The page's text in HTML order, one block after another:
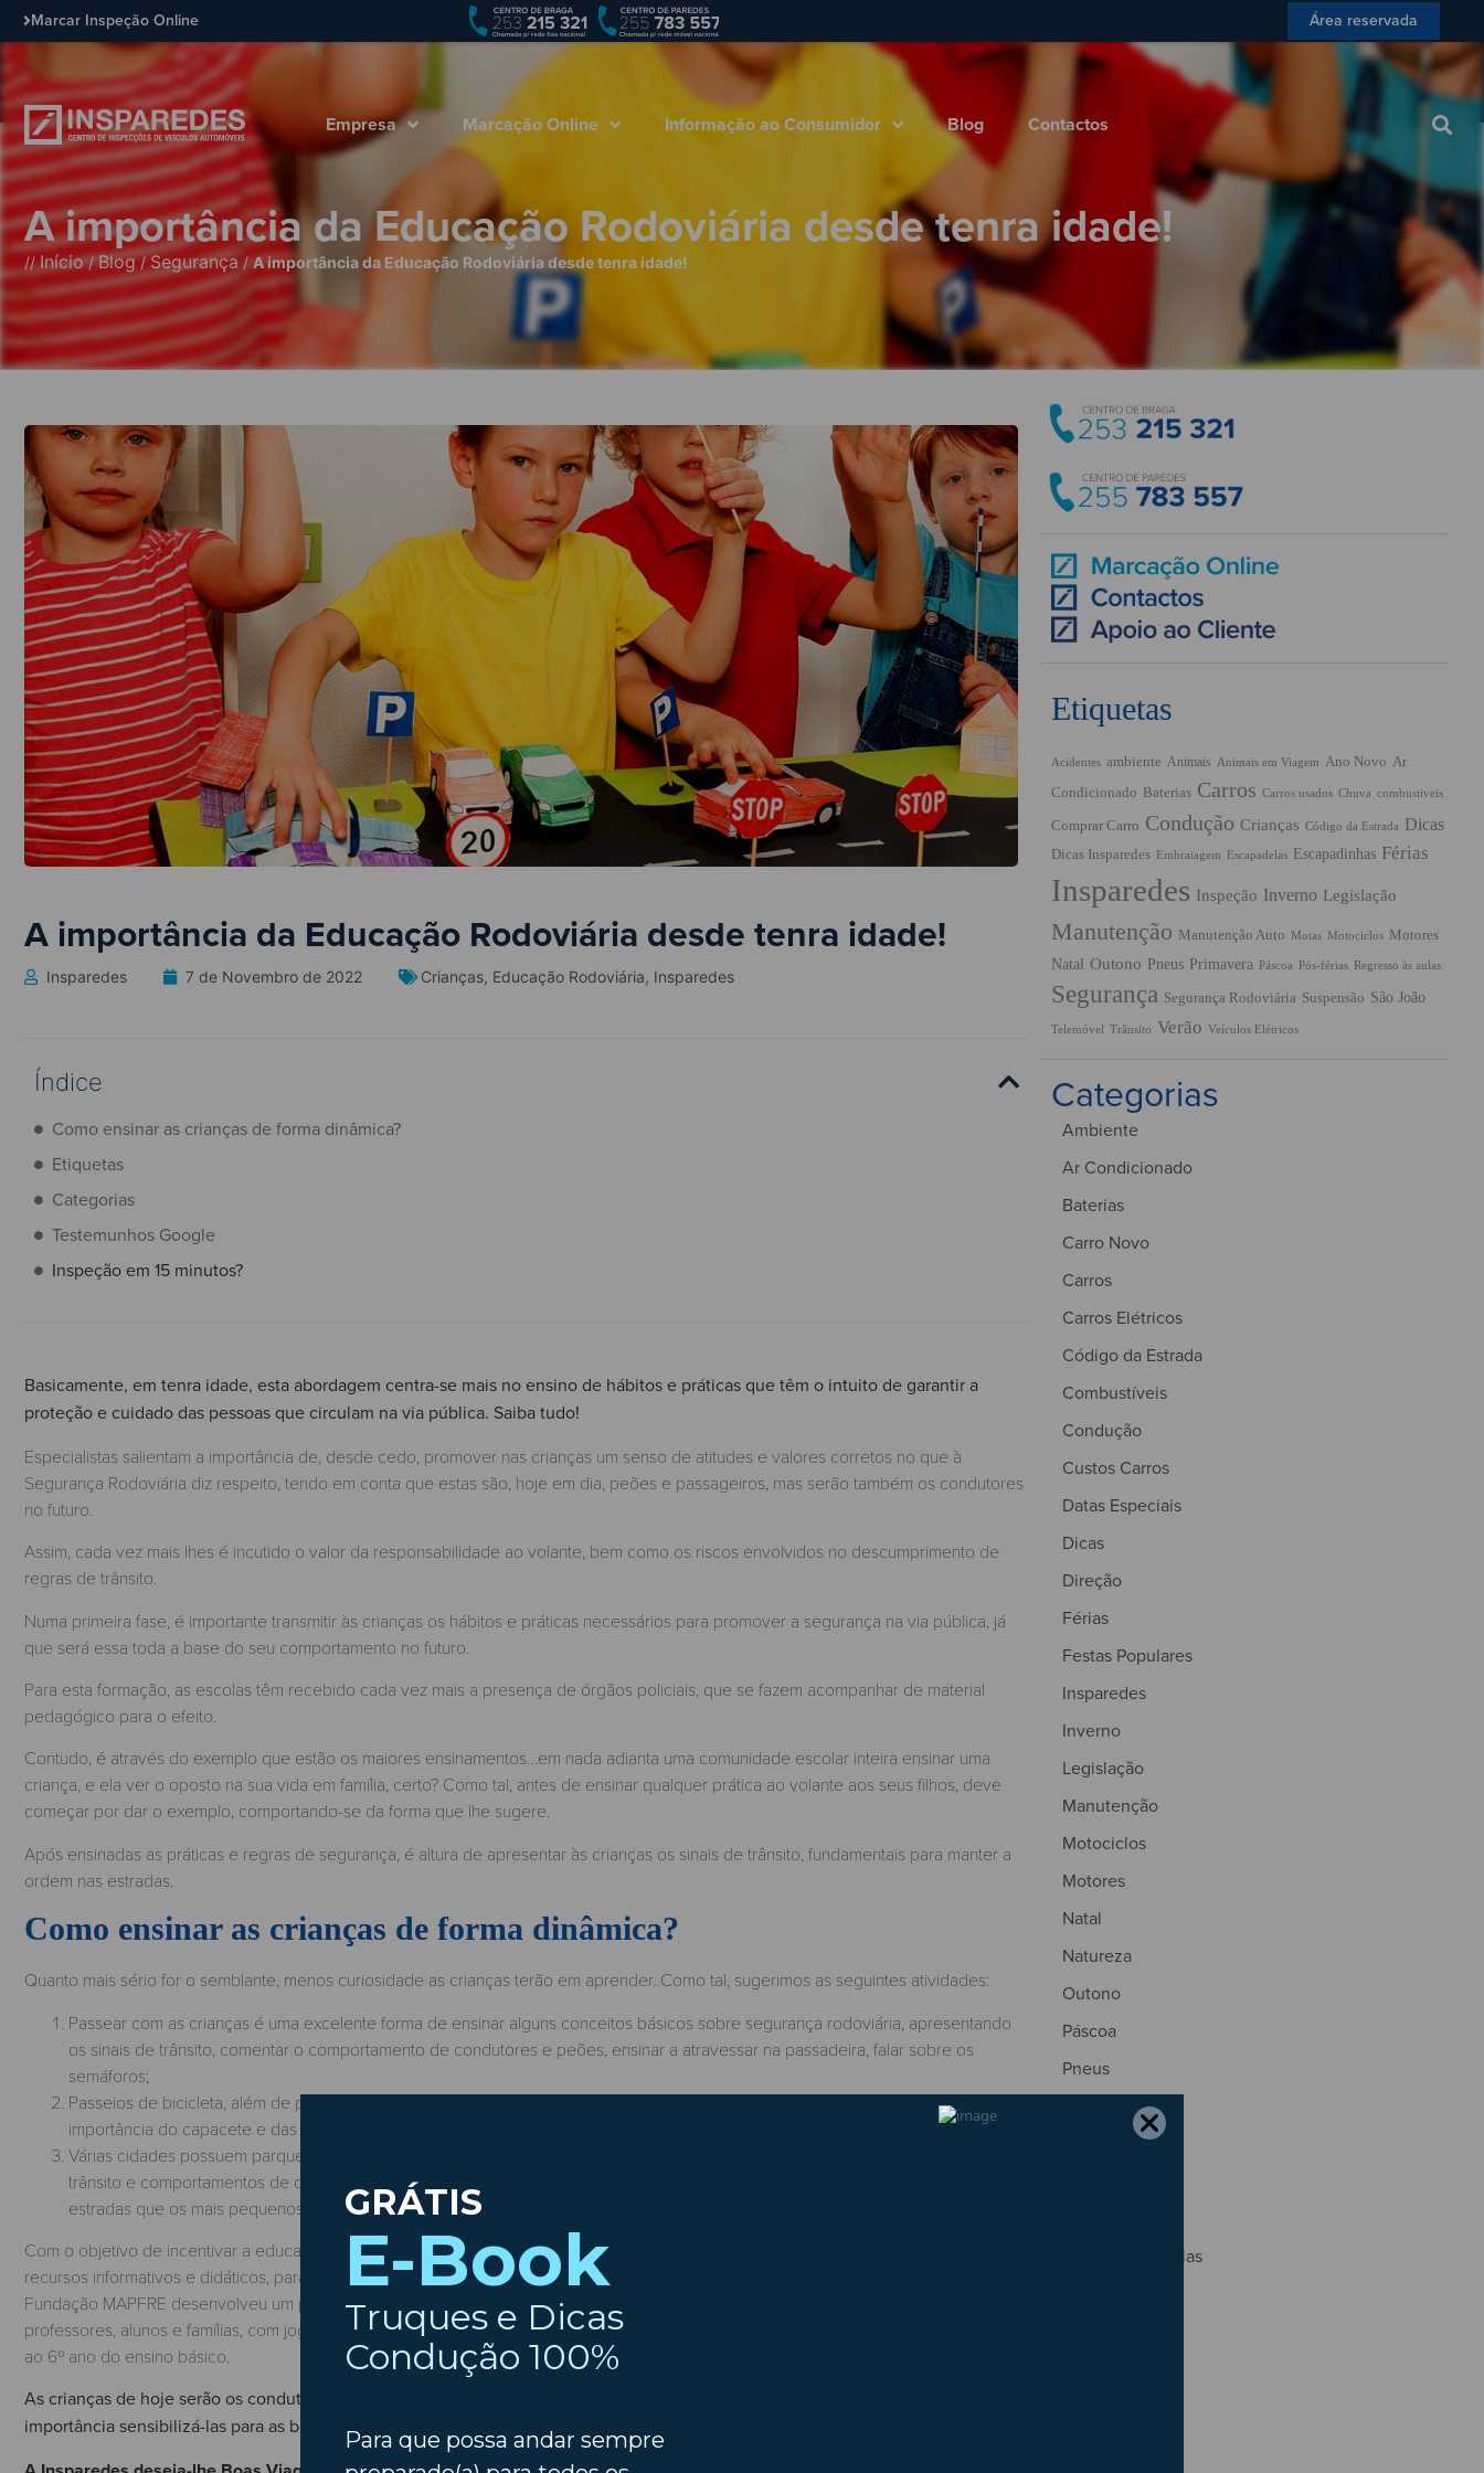
Marcar Inspeção Online Área reservada
Empresa Marcação Online Informação ao Consumidor Blog Contactos
Empresa Marcação Online Informação ao Consumidor Blog Contactos
A importância da Educação Rodoviária desde tenra idade!
//Início/Blog/Segurança /A importância da Educação Rodoviária desde tenra idade!
A importância da Educação Rodoviária desde tenra idade!
Insparedes 7 de Novembro de 2022 Crianças, Educação Rodoviária, Insparedes
Índice
Como ensinar as crianças de forma dinâmica?
Etiquetas
Categorias
Testemunhos Google
Inspeção em 15 minutos?
Basicamente, em tenra idade, esta abordagem centra-se mais no ensino de hábitos e práticas que têm o intuito de garantir a
proteção e cuidado das pessoas que circulam na via pública. Saiba tudo!
Especialistas salientam a importância de, desde cedo, promover nas crianças um senso de atitudes e valores corretos no que à
Segurança Rodoviária diz respeito, tendo em conta que estas são, hoje em dia, peões e passageiros, mas serão também os condutores
no futuro.
Assim, cada vez mais lhes é incutido o valor da responsabilidade ao volante, bem como os riscos envolvidos no descumprimento de
regras de trânsito.
Numa primeira fase, é importante transmitir às crianças os hábitos e práticas necessários para promover a segurança na via pública, já
que será essa toda a base do seu comportamento no futuro.
Para esta formação, as escolas têm recebido cada vez mais a presença de órgãos policiais, que se fazem acompanhar de material
pedagógico para o efeito.
Contudo, é através do exemplo que estão os maiores ensinamentos…em nada adianta uma comunidade escolar inteira ensinar uma
criança, e ela ver o oposto na sua vida em família, certo? Como tal, antes de ensinar qualquer prática ao volante aos seus filhos, deve
começar por dar o exemplo, comportando-se da forma que lhe sugere.
Após ensinadas as práticas e regras de segurança, é altura de apresentar às crianças os sinais de trânsito, fundamentais para manter a
ordem nas estradas.
Como ensinar as crianças de forma dinâmica?
Quanto mais sério for o semblante, menos curiosidade as crianças terão em aprender. Como tal, sugerimos as seguintes atividades:
Passear com as crianças é uma excelente forma de ensinar alguns conceitos básicos sobre segurança rodoviária, apresentando
os sinais de trânsito, comentar o comportamento de condutores e peões, ensinar a atravessar na passadeira, falar sobre os
semáforos;
Passeios de bicicleta, além de permitirem todo os campos acima descritos, ainda possibilitam que se abordem temas como a
importância do capacete e das proteções, a visibilidade, as distância, etc;
Várias cidades possuem parques infantis de educação rodoviária, locais onde são ensinadas as regras da estrada, os sinais de
trânsito e comportamentos de civismo na estrada. Nestes locais, é possível colocar estes ensinamentos em prática, com mini-
estradas que os mais pequenos podem testar com bicicletas.
Com o objetivo de incentivar a educação rodoviária para as crianças, a DGT disponibiliza uma grande quantidade de conteúdos,
recursos informativos e didáticos, para que as crianças possam desde cedo começar a ser apresentadas a esta realidade. Também a
Fundação MAPFRE desenvolveu um programa educativo para as crianças, o chamado
professores, alunos e famílias, com jogos, puzzles e até um Mundo Virtual Interplanetário, ferramentas estas que estão adaptadas do 3º
ao 6º ano do ensino básico.
As crianças de hoje serão os condutores de amanhã, pelo que, num mundo cada vez mais repleto de correrias, é de extrema
importância sensibilizá-las para as boas práticas rodoviárias, com vista na segurança de todos!
Etiquetas
Acidentes ambiente Animais Animais em Viagem Ano Novo Ar
Condicionado Baterias Carros Carros usados Chuva combustiveis
Comprar Carro Condução Crianças Código da Estrada Dicas
Dicas Insparedes Embraiagem Escapadelas Escapadinhas Férias
Insparedes Inspeção Inverno Legislação
Manutenção Manutenção Auto Motas Motociclos Motores
Natal Outono Pneus Primavera Páscoa Pós-férias Regresso às aulas
Segurança Segurança Rodoviária Suspensão São João
Telemóvel Trânsito Verão Veículos Elétricos
Categorias
Ambiente
Ar Condicionado
Baterias
Carro Novo
Carros
Carros Elétricos
Código da Estrada
Combustíveis
Condução
Custos Carros
Datas Especiais
Dicas
Direção
Férias
Festas Populares
Insparedes
Inverno
Legislação
Manutenção
Motociclos
Motores
Natal
Natureza
Outono
Páscoa
Pneus
Portagens
Poupança
Regresso às Aulas